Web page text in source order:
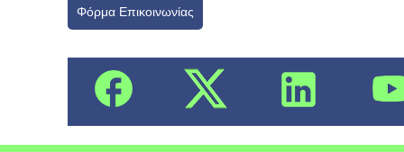
Φόρμα Επικοινωνίας